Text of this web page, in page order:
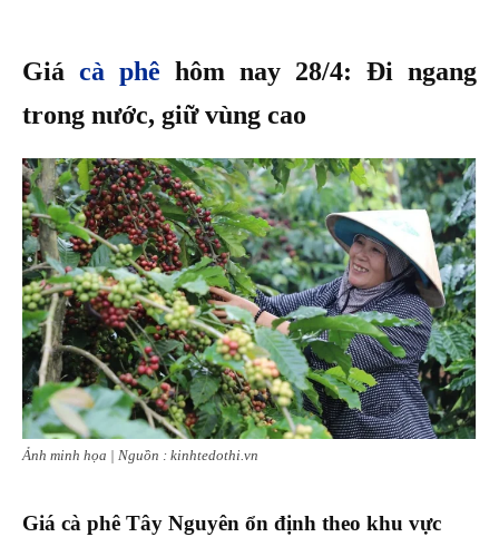
Giá cà phê hôm nay 28/4: Đi ngang
trong nước, giữ vùng cao
Ảnh minh họa | Nguồn : kinhtedothi.vn
Giá cà phê Tây Nguyên ổn định theo khu vực